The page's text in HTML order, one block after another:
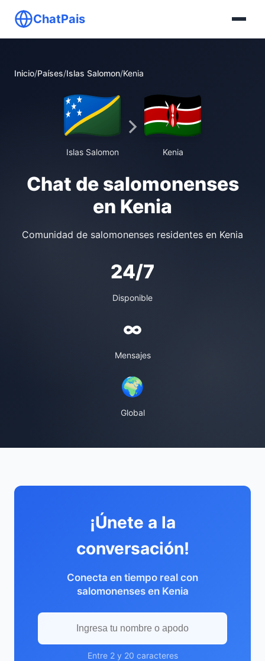
ChatPais
Inicio/Países/Islas Salomon/Kenia
Islas Salomon Kenia
Chat de salomonenses
en Kenia
Comunidad de salomonenses residentes en Kenia
24/7
Disponible
∞
Mensajes
🌍
Global
¡Únete a la
conversación!
Conecta en tiempo real con
salomonenses en Kenia
Entre 2 y 20 caracteres